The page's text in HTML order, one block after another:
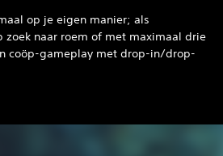
op je eigen manier; als
naar roem of met maximaal drie
coöp-gameplay met drop-in/drop-